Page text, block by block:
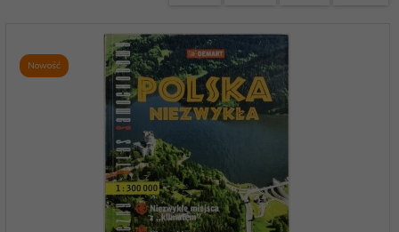
Nowość